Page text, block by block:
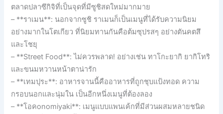
ตลาดปลาซึกิจิที่เป็นจุดที่มีซูชิสดใหม่มากมาย
– **ราเมน**: นอกจากซูชิ ราเมนก็เป็นเมนูที่ได้รับความนิยม
อย่างมากในโตเกียว ที่นิยมทานกันคือต้มซุปรสๆ อย่างตันคตสึ
และโชยุ
– **Street Food**: ไม่ควรพลาด! อย่างเช่น ทาโกะยากิ ยากิโทริ
และขนมหวานหน้าตาน่ารัก
– **เทมปุระ**: อาหารจานนี้คืออาหารที่ถูกชุบแป้งทอด ความ
กรอบนอกและนุ่มใน เป็นอีกหนึ่งเมนูที่ต้องลอง
– **โอคonomiyaki**: เมนูแบบแพนเค้กที่มีส่วนผสมหลายชนิด